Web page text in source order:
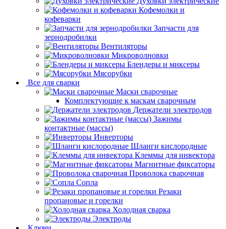
Кофемолки и
кофеварки
Запчасти для
зернодробилки
Вентиляторы
Микроволновки
Блендеры и миксеры
Мясорубки
Все для сварки
Маски сварочные
Комплектующие к маскам сварочным
Держатели электродов
Зажимы
контактные (массы)
Инверторы
Шланги кислородные
Клеммы для инвектора
Магнитные фиксаторы
Проволока сварочная
Сопла
Резаки
пропановые и горелки
Холодная сварка
Электроды